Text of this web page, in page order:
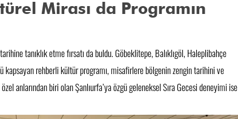
Mirası da Programın
tanıklık etme fırsatı da buldu. Göbeklitepe, Balıklıgöl, Haleplibahçe
kapsayan rehberli kültür programı, misafirlere bölgenin zengin tarihini ve
anlarından biri olan Şanlıurfa’ya özgü geleneksel Sıra Gecesi deneyimi ise